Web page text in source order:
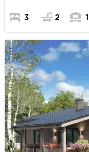
3 2 1